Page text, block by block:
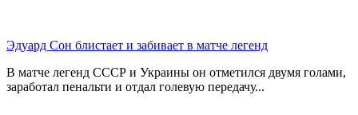
Эдуард Сон блистает и забивает в матче легенд
В матче легенд СССР и Украины он отметился двумя голами,
заработал пенальти и отдал голевую передачу...